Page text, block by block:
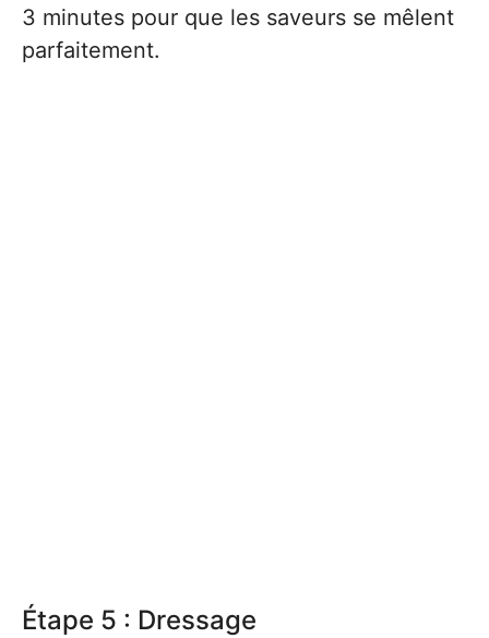
3 minutes pour que les saveurs se mêlent
parfaitement.
Étape 5 : Dressage